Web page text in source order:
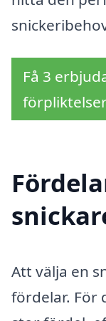
Få 3
Att välja en
fördelar. För